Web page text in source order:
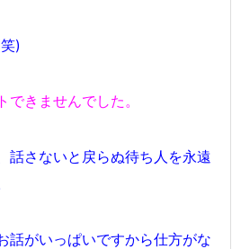
)
きませんでした。
さないと戻らぬ待ち人を永遠
がいっぱいですから仕方がな